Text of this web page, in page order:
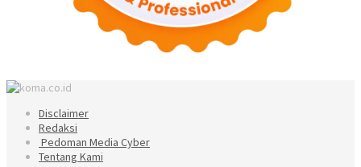
Disclaimer
Redaksi
Pedoman Media Cyber
Tentang Kami